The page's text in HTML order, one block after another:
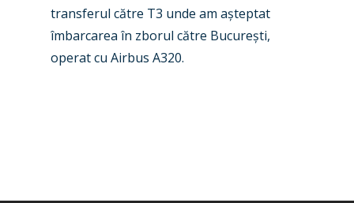
transferul către T3 unde am așteptat
îmbarcarea în zborul către București,
operat cu Airbus A320.